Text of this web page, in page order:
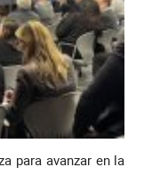
para avanzar en la